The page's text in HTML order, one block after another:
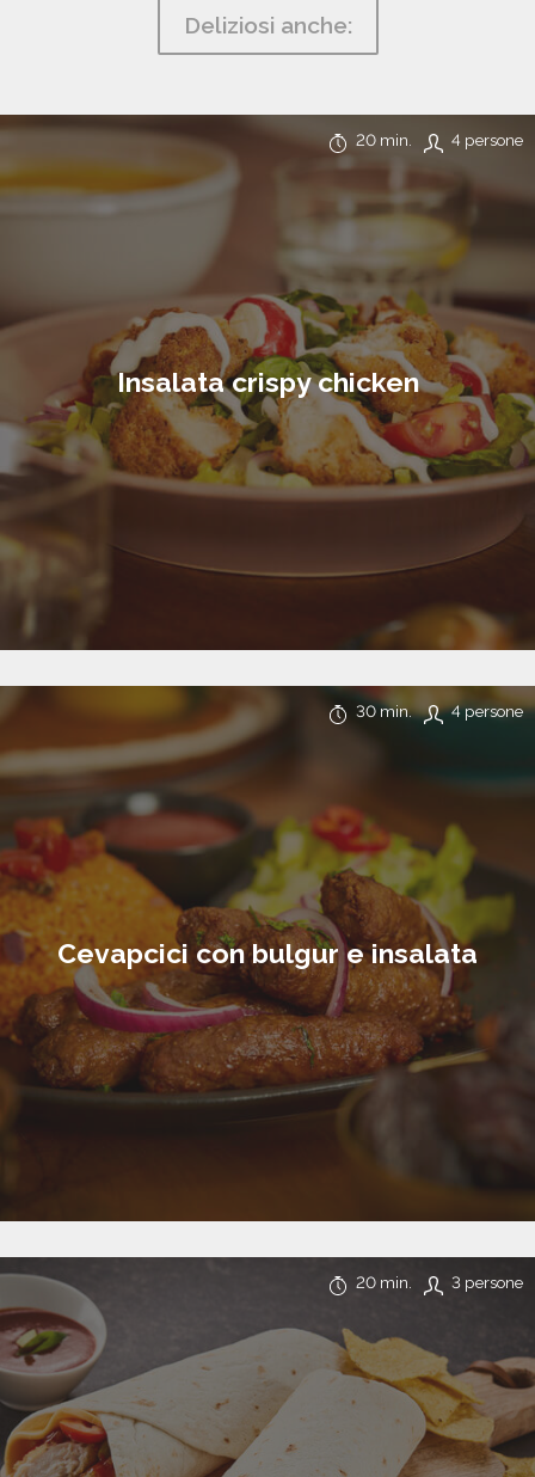
Deliziosi anche:
Insalata crispy chicken
20 min. 4 persone
Cevapcici con bulgur e insalata
30 min. 4 persone
20 min. 3 persone